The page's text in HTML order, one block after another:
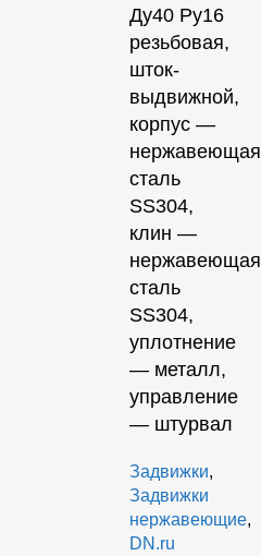
Ду40 Ру16
резьбовая,
шток-
выдвижной,
корпус —
нержавеющая
сталь
SS304,
клин —
нержавеющая
сталь
SS304,
уплотнение
— металл,
управление
— штурвал
Задвижки,
Задвижки
нержавеющие,
DN.ru